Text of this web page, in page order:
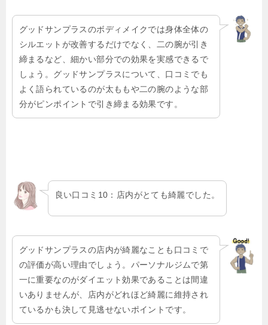
グッドサンプラスのボディメイクでは身体全体の
シルエットが改善するだけでなく、二の腕が引き
締まるなど、細かい部分での効果を実感できるで
しょう。グッドサンプラスについて、口コミでも
よく語られているのが太ももや二の腕のような部
分がピンポイントで引き締まる効果です。
良い口コミ10：店内がとても綺麗でした。
グッドサンプラスの店内が綺麗なことも口コミで
の評価が高い理由でしょう。パーソナルジムで第
一に重要なのがダイエット効果であることは間違
いありませんが、店内がどれほど綺麗に維持され
ているかも決して見逃せないポイントです。